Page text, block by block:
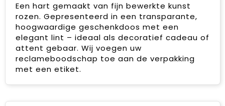
Een hart gemaakt van fijn bewerkte kunst
rozen. Gepresenteerd in een transparante,
hoogwaardige geschenkdoos met een
elegant lint – ideaal als decoratief cadeau of
attent gebaar. Wij voegen uw
reclameboodschap toe aan de verpakking
met een etiket.